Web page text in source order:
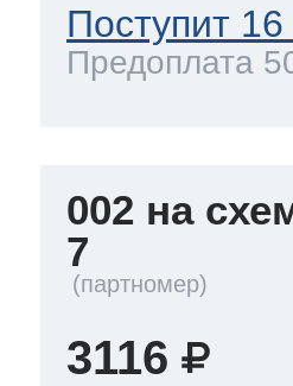
Поступит
Предоплата
002 на
7
3116